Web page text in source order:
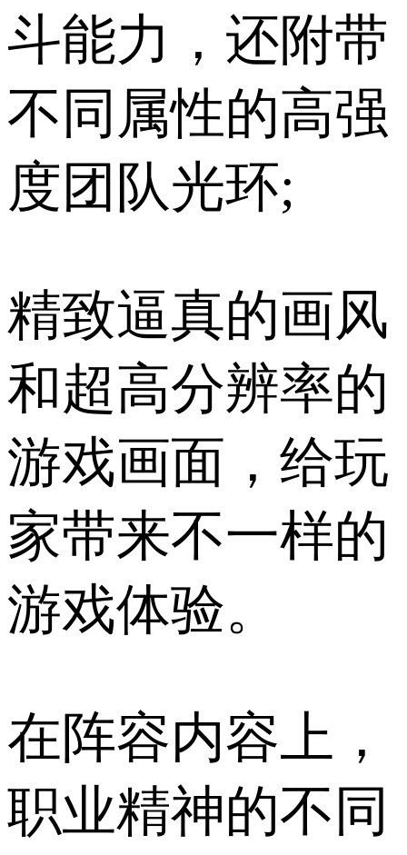
斗能力，还附带
不同属性的高强
度团队光环;
精致逼真的画风
和超高分辨率的
游戏画面，给玩
家带来不一样的
游戏体验。
在阵容内容上，
职业精神的不同